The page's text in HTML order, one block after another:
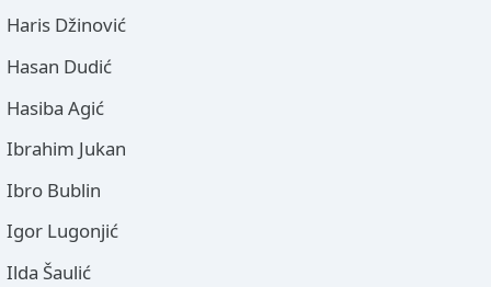
Haris Džinović
Hasan Dudić
Hasiba Agić
Ibrahim Jukan
Ibro Bublin
Igor Lugonjić
Ilda Šaulić